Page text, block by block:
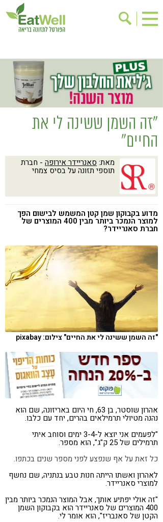
בישול בריא
אינדקס עסקים
ריפוי ומניעת מחלות
בריאות האישה
תוספי תזונה
מתכוני בריאות
אירועים
שינוי תזונתי
גישות בתזונה
ניקוי רעלים
מזונות על
ילדים
רגישות לגלוטן
טעים להכיר
"זה השמן ששינה לי את
החיים"
מאת: סאנריידר אירופה - חברת
תוספי תזונה על בסיס צמחי
מדוע בקבוקון שמן קטן המשמש לבישום הפך
למוצר הנמכר ביותר מבין 400 המוצרים של
חברת סאנריידר?
"זה השמן ששינה לי את החיים" צילום: pixabay
אהרון שוסטר, בן 63, חי היום באריזונה, שם הוא
נהנה מטיולי תרמילאים בהרים, יחד עם כלבו.
"לפעמים אני יוצא ל-3-4 ימים וסוחב איתי
תרמילים של 25 ק"ג", הוא מספר.
כל זאת על אף שנפצע לפני מספר שנים בכתפו.
לאהרון ואשתו הייתה חנות טבע בנתניה, שם נחשף
למוצרי סאנריידר.
"זה אולי יפתיע אותך, אבל המוצר הנמכר ביותר מבין
400 המוצרים של סאנריידר הוא בקבוקון השמן
הקטן של סאנבריז", הוא אומר לי.